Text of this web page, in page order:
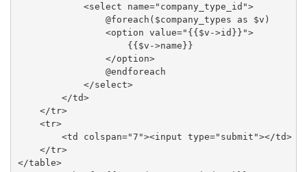
            <select name="company_type_id">
                @foreach($company_types as $v)
                <option value="{{$v->id}}">
                    {{$v->name}}
                </option>
                @endforeach
            </select>
        </td>
    </tr>
    <tr>
        <td colspan="7"><input type="submit"></td>
    </tr>
</table>